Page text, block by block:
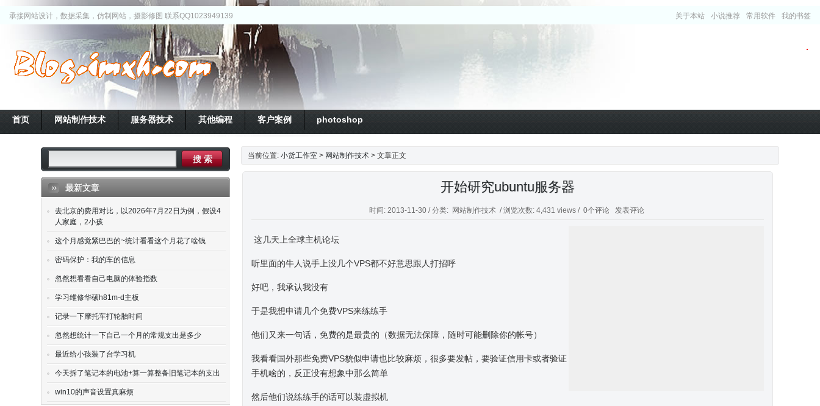
承接网站设计，数据采集，仿制网站，摄影修图 联系QQ1023949139 关于本站 小说推荐 常用软件 我的书签
首页 网站制作技术 服务器技术 其他编程 客户案例 photoshop
当前位置:小货工作室 > 网站制作技术 > 文章正文
开始研究ubuntu服务器
时间: 2013-11-30 / 分类: 网站制作技术 / 浏览次数: 4,431 views / 0个评论 发表评论
这几天上全球主机论坛
听里面的牛人说手上没几个VPS都不好意思跟人打招呼
好吧，我承认我没有
于是我想申请几个免费VPS来练练手
他们又来一句话，免费的是最贵的（数据无法保障，随时可能删除你的帐号）
我看看国外那些免费VPS貌似申请也比较麻烦，很多要发帖，要验证信用卡或者验证
手机啥的，反正没有想象中那么简单
然后他们说练练手的话可以装虚拟机
最新文章
去北京的费用对比，以2026年7月22日为例，假设4
人家庭，2小孩
这个月感觉紧巴巴的~统计看看这个月花了啥钱
密码保护：我的车的信息
忽然想看看自己电脑的体验指数
学习维修华硕h81m-d主板
记录一下摩托车打轮胎时间
忽然想统计一下自己一个月的常规支出是多少
最近给小孩装了台学习机
今天拆了笔记本的电池+算一算整备旧笔记本的支出
win10的声音设置真麻烦